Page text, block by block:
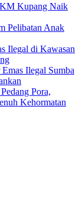
Kupang Naik
Pelibatan Anak
Ilegal di Kawasan
Ilegal Sumba
Pora,
Kehormatan